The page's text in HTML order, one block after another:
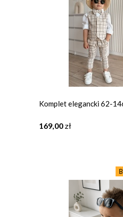
Komplet elegancki 62-
169,00 zł